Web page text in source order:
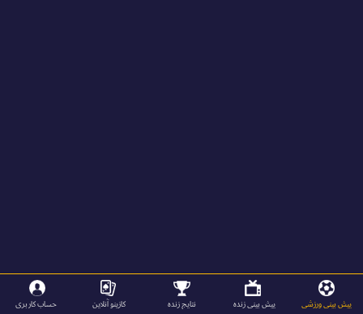
پیش بینی ورزشی پیش بینی زنده نتایج زنده کازینو آنلاین حساب کاربری